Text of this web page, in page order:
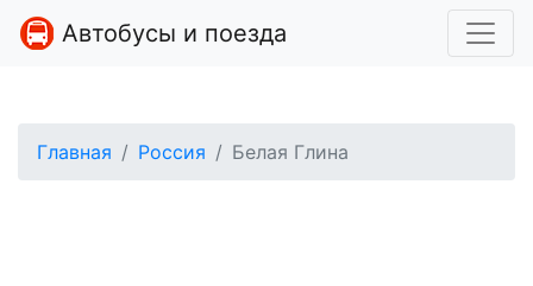
Автобусы и поезда
Главная Россия Белая Глина